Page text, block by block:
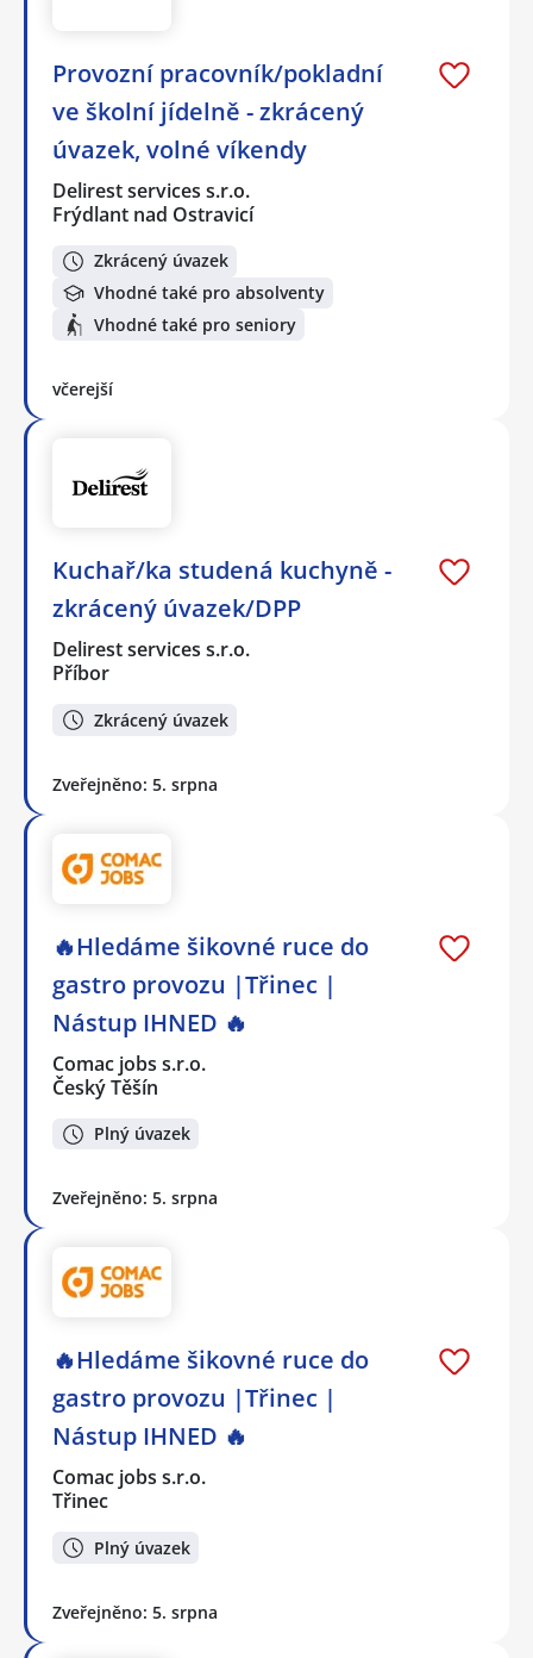
Provozní pracovník/pokladní
ve školní jídelně - zkrácený
úvazek, volné víkendy
Delirest services s.r.o.
Frýdlant nad Ostravicí
Zkrácený úvazek
Vhodné také pro absolventy
Vhodné také pro seniory
včerejší
Kuchař/ka studená kuchyně -
zkrácený úvazek/DPP
Delirest services s.r.o.
Příbor
Zkrácený úvazek
Zveřejněno: 5. srpna
🔥Hledáme šikovné ruce do
gastro provozu |Třinec |
Nástup IHNED 🔥
Comac jobs s.r.o.
Český Těšín
Plný úvazek
Zveřejněno: 5. srpna
🔥Hledáme šikovné ruce do
gastro provozu |Třinec |
Nástup IHNED 🔥
Comac jobs s.r.o.
Třinec
Plný úvazek
Zveřejněno: 5. srpna